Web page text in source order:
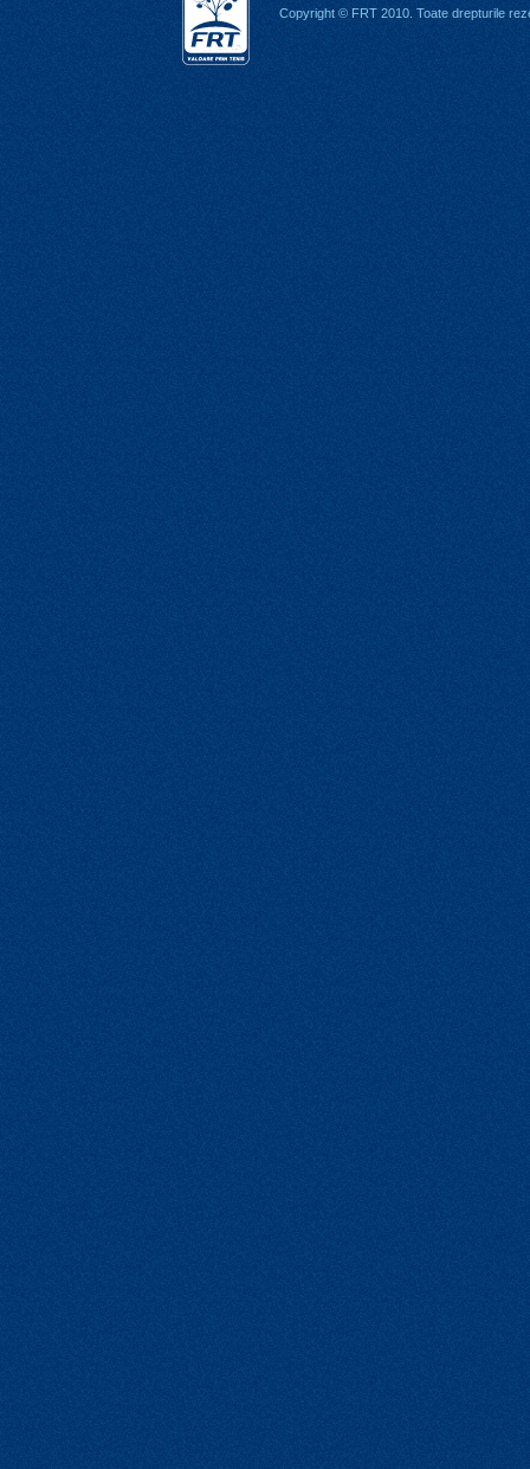
Copyright © FRT 2010. Toate drepturile